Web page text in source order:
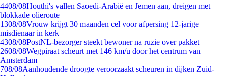
4408/08Houthi's vallen Saoedi-Arabië en Jemen aan, dreigen met
blokkade olieroute
1308/08Vrouw krijgt 30 maanden cel voor afpersing 12-jarige
misdienaar in kerk
4308/08PostNL-bezorger steekt bewoner na ruzie over pakket
2608/08Wegpiraat scheurt met 146 km/u door het centrum van
Amsterdam
708/08Aanhoudende droogte veroorzaakt scheuren in dijken Zuid-